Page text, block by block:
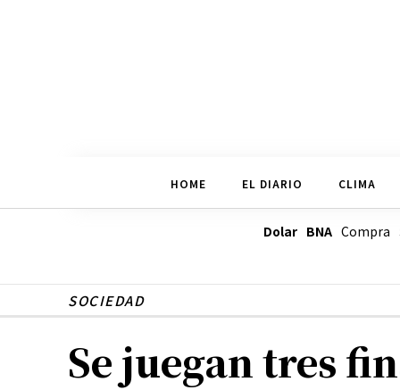
HOME EL DIARIO CLIMA
Dolar BNACompra
SOCIEDAD
Se juegan tres